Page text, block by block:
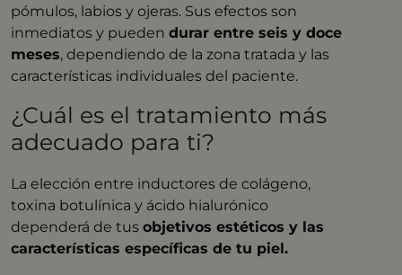
pómulos, labios y ojeras. Sus efectos son
inmediatos y puedendurar entre seis y doce
meses, dependiendo de la zona tratada y las
características individuales del paciente. ​
¿Cuál es el tratamiento más
adecuado para ti?
La elección entre inductores de colágeno,
toxina botulínica y ácido hialurónico
dependerá de tusobjetivos estéticos y las
características específicas de tu piel.